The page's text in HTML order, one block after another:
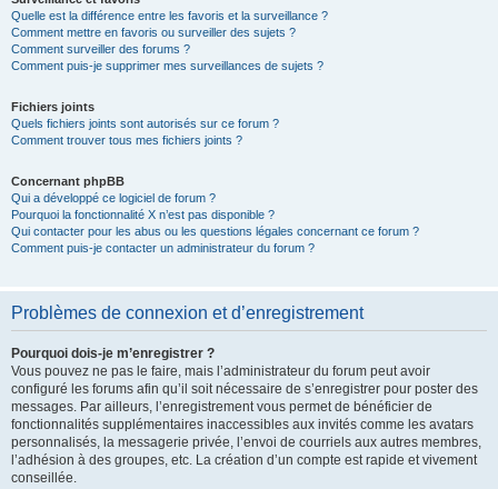
Quelle est la différence entre les favoris et la surveillance ?
Comment mettre en favoris ou surveiller des sujets ?
Comment surveiller des forums ?
Comment puis-je supprimer mes surveillances de sujets ?
Fichiers joints
Quels fichiers joints sont autorisés sur ce forum ?
Comment trouver tous mes fichiers joints ?
Concernant phpBB
Qui a développé ce logiciel de forum ?
Pourquoi la fonctionnalité X n’est pas disponible ?
Qui contacter pour les abus ou les questions légales concernant ce forum ?
Comment puis-je contacter un administrateur du forum ?
Problèmes de connexion et d’enregistrement
Pourquoi dois-je m’enregistrer ?
Vous pouvez ne pas le faire, mais l’administrateur du forum peut avoir
configuré les forums afin qu’il soit nécessaire de s’enregistrer pour poster des
messages. Par ailleurs, l’enregistrement vous permet de bénéficier de
fonctionnalités supplémentaires inaccessibles aux invités comme les avatars
personnalisés, la messagerie privée, l’envoi de courriels aux autres membres,
l’adhésion à des groupes, etc. La création d’un compte est rapide et vivement
conseillée.